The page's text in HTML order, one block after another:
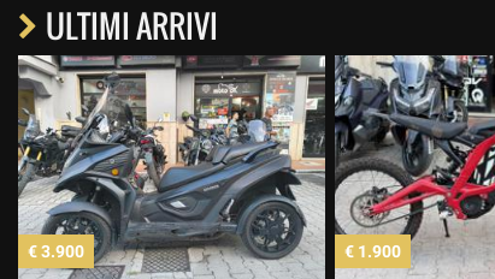
ULTIMI ARRIVI
€ 1.900 € 1.390